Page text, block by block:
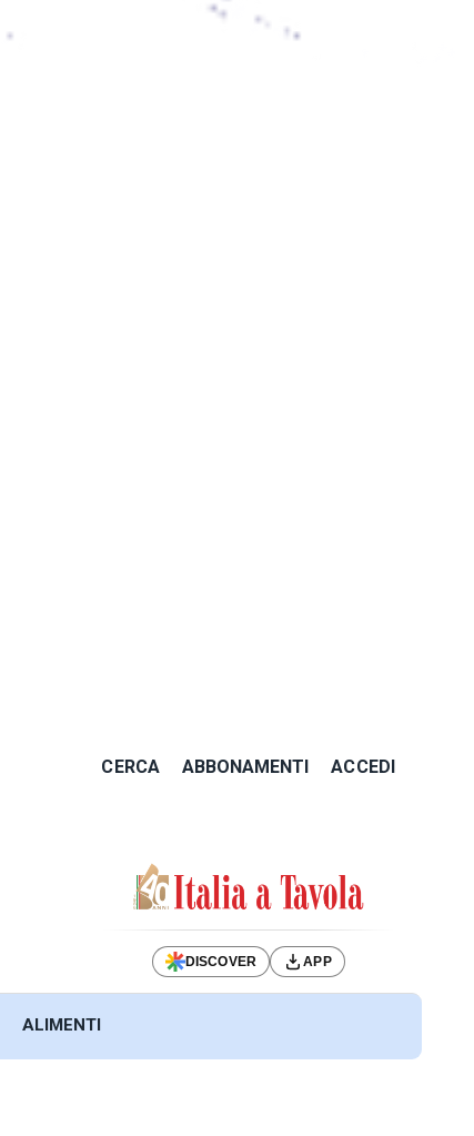
CERCA ABBONAMENTI ACCEDI
DISCOVER APP
ALIMENTI